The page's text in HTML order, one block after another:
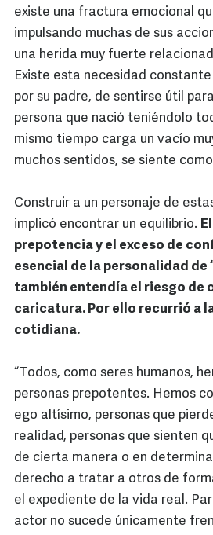
existe una fractura emocional
impulsando muchas de sus
una herida muy fuerte
Existe esta necesidad
por su padre, de sentirse útil
persona que nació teniéndolo
mismo tiempo carga un vacío
muchos sentidos, se siente
Construir a un personaje de
implicó encontrar un equilibrio.
prepotencia y el exceso de
esencial de la personalidad de
también entendía el riesgo de
caricatura. Por ello recurrió a
cotidiana.
“Todos, como seres humanos,
personas prepotentes. Hemos
ego altísimo, personas que
realidad, personas que sienten
de cierta manera o en
derecho a tratar a otros de
el expediente de la vida real.
actor no sucede únicamente